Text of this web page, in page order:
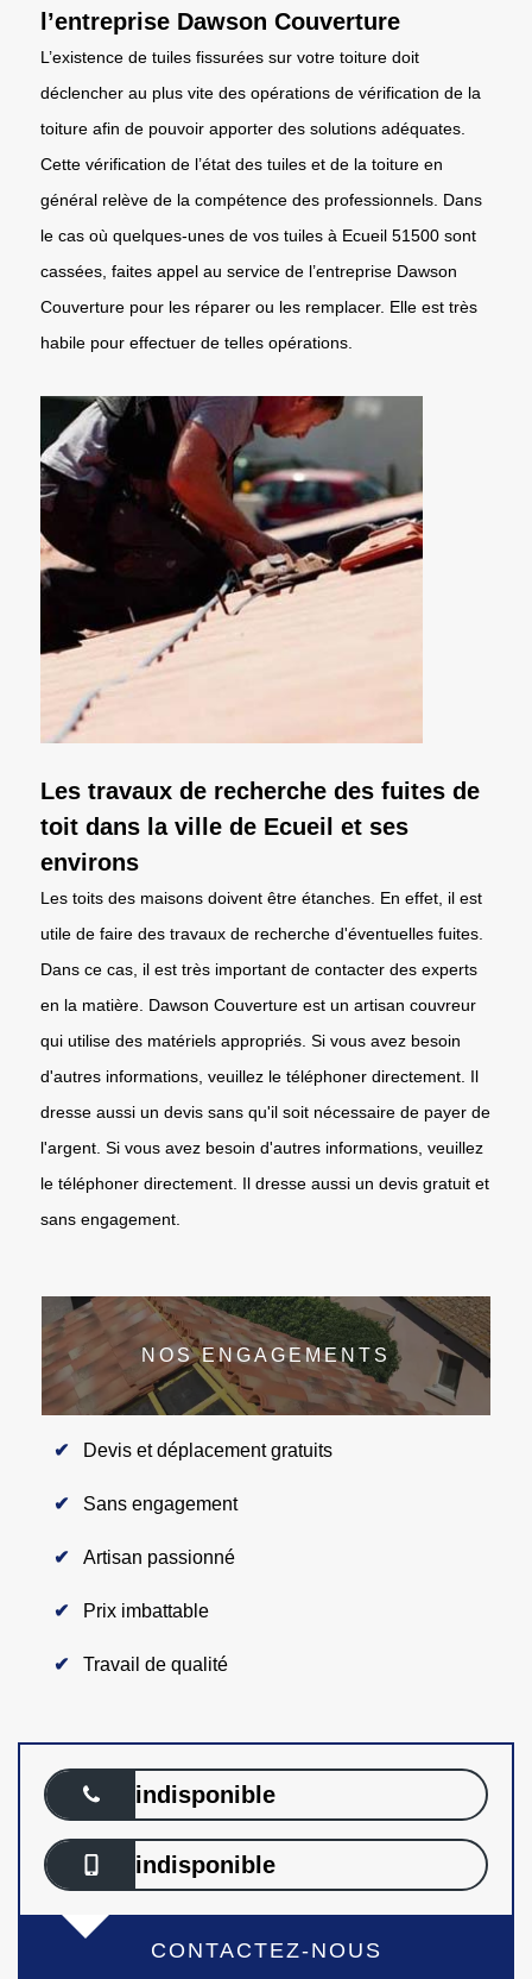
l’entreprise Dawson Couverture
L’existence de tuiles fissurées sur votre toiture doit
déclencher au plus vite des opérations de vérification de la
toiture afin de pouvoir apporter des solutions adéquates.
Cette vérification de l’état des tuiles et de la toiture en
général relève de la compétence des professionnels. Dans
le cas où quelques-unes de vos tuiles à Ecueil 51500 sont
cassées, faites appel au service de l’entreprise Dawson
Couverture pour les réparer ou les remplacer. Elle est très
habile pour effectuer de telles opérations.
Les travaux de recherche des fuites de
toit dans la ville de Ecueil et ses
environs
Les toits des maisons doivent être étanches. En effet, il est
utile de faire des travaux de recherche d'éventuelles fuites.
Dans ce cas, il est très important de contacter des experts
en la matière. Dawson Couverture est un artisan couvreur
qui utilise des matériels appropriés. Si vous avez besoin
d'autres informations, veuillez le téléphoner directement. Il
dresse aussi un devis sans qu'il soit nécessaire de payer de
l'argent. Si vous avez besoin d'autres informations, veuillez
le téléphoner directement. Il dresse aussi un devis gratuit et
sans engagement.
NOS ENGAGEMENTS
Devis et déplacement gratuits
Sans engagement
Artisan passionné
Prix imbattable
Travail de qualité
indisponible
indisponible
CONTACTEZ-NOUS